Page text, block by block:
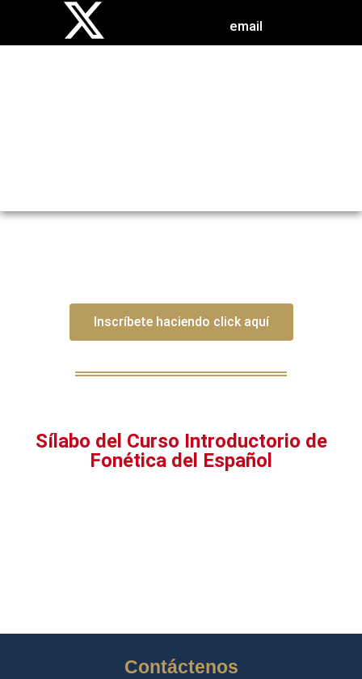
email
Inscríbete haciendo click aquí
Sílabo del Curso Introductorio de
Fonética del Español
Contáctenos